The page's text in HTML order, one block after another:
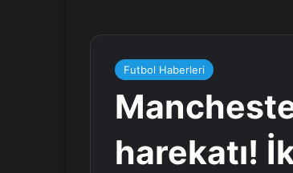
Futbol Haberleri
harekatı!